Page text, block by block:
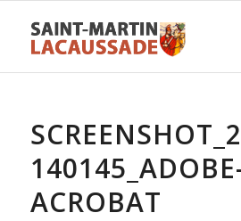
ACROBAT